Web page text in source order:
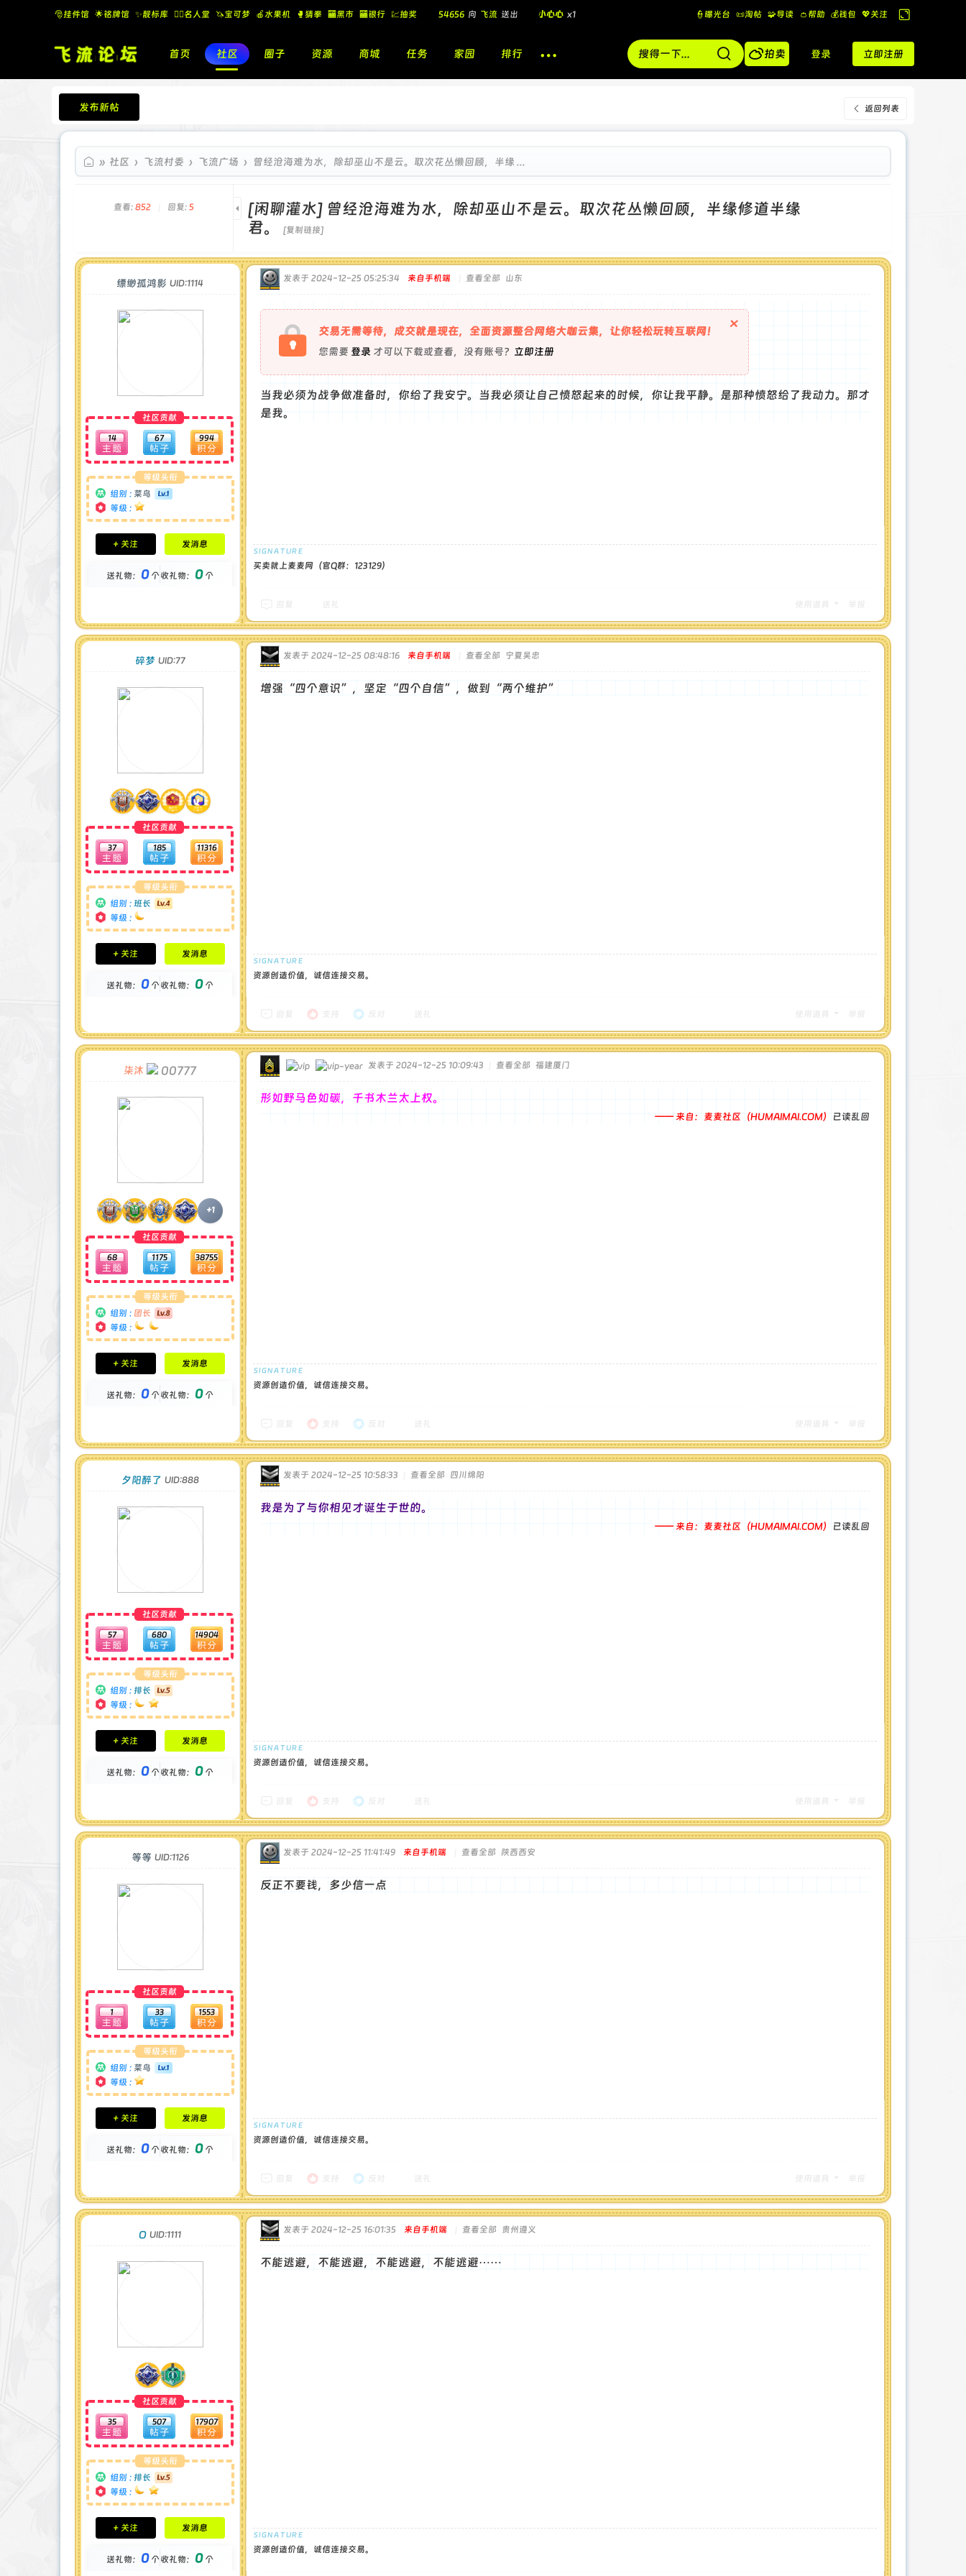
🎅挂件馆 🌟铭牌馆 ✨️靓标库 🧚‍♂️名人堂 🦄宝可梦 🍎水果机 🥊猜拳 🏧黑市 🏧银行 💹抽奖 54656 向 飞流 送出 小心心 x1
飞流 向 北 酷盖墨镜
👮曝光台 📜淘帖 🧩导读 👛帮助 💰️钱包 💖关注
换
到
宽
版
首页 社区 圈子 资源 商城 任务 家园 排行 拍卖 登录 立即注册
返回列表
发布新帖
飞流论坛
» 社区 › 飞流村委 › 飞流广场 › 曾经沧海难为水，除却巫山不是云。取次花丛懒回顾，半缘 ...
查看: 852 回复: 5 [闲聊灌水] 曾经沧海难为水，除却巫山不是云。取次花丛懒回顾，半缘修道半缘
君。
[复制链接]
缥缈孤鸿影 UID:1114
社区贡献
14 67 994
等级头衔
组别 : 菜鸟
等级 :
积分成就
钻石 : 0 颗
金币 : 0 枚
+ 关注 发消息
送礼物： 0个收礼物： 0个
发表于 2024-12-25 05:25:34 来自手机端 查看全部 山东
交易无需等待，成交就是现在，全面资源整合网络大咖云集，让你轻松玩转互联网！
您需要 登录 才可以下载或查看，没有账号？ 立即注册
×
当我必须为战争做准备时，你给了我安宁。当我必须让自己愤怒起来的时候，你让我平静。是那种愤怒给了我动力。那才
是我。
买卖就上麦麦网（官Q群：123129）
碎梦 UID:77
社区贡献
37 185 11316
等级头衔
组别 : 班长
等级 :
积分成就
钻石 : 0 颗
金币 : 0 枚
+ 关注 发消息
送礼物： 0个收礼物： 0个
发表于 2024-12-25 08:48:16 来自手机端 查看全部 宁夏吴忠
增强“四个意识”，坚定“四个自信”，做到“两个维护”
资源创造价值，诚信连接交易。
柒沐 00777
+1
社区贡献
68 1175 38755
等级头衔
组别 : 团长
等级 :
积分成就
钻石 : 1 颗
金币 : 0 枚
+ 关注 发消息
送礼物： 0个收礼物： 0个
发表于 2024-12-25 10:09:43 查看全部 福建厦门
形如野马色如碳，千书木兰太上权。
—— 来自：麦麦社区（HUMAIMAI.COM） 已读乱回
资源创造价值，诚信连接交易。
夕阳醉了 UID:888
社区贡献
57 680 14904
等级头衔
组别 : 排长
等级 :
积分成就
钻石 : 0 颗
金币 : 0 枚
+ 关注 发消息
送礼物： 0个收礼物： 0个
发表于 2024-12-25 10:58:33 查看全部 四川绵阳
我是为了与你相见才诞生于世的。
—— 来自：麦麦社区（HUMAIMAI.COM） 已读乱回
资源创造价值，诚信连接交易。
等等 UID:1126
社区贡献
1 33 1553
等级头衔
组别 : 菜鸟
等级 :
积分成就
钻石 : 0 颗
金币 : 0 枚
+ 关注 发消息
送礼物： 0个收礼物： 0个
发表于 2024-12-25 11:41:49 来自手机端 查看全部 陕西西安
反正不要钱，多少信一点
资源创造价值，诚信连接交易。
O UID:1111
社区贡献
35 507 17907
等级头衔
组别 : 排长
等级 :
积分成就
钻石 : 1 颗
金币 : 0 枚
+ 关注 发消息
送礼物： 0个收礼物： 0个
发表于 2024-12-25 16:01:35 来自手机端 查看全部 贵州遵义
不能逃避，不能逃避，不能逃避，不能逃避⋯⋯
资源创造价值，诚信连接交易。